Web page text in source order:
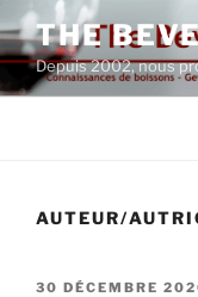
Aller
au
contenu
principal
THE
Depuis 2002, nous
AUTEUR/
PUBLIÉ
30 DÉCEMBRE